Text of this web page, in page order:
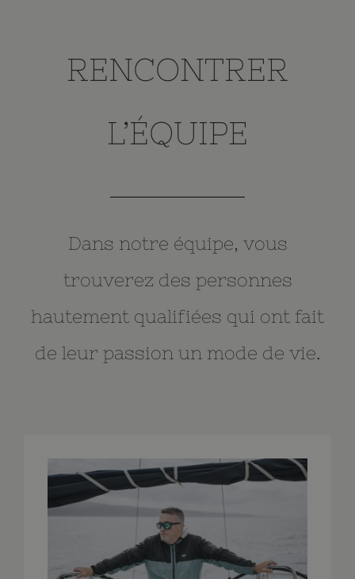
RENCONTRER
L’ÉQUIPE
Dans notre équipe, vous
trouverez des personnes
hautement qualifiées qui ont fait
de leur passion un mode de vie.